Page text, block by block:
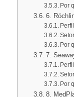
Por
6.
Por
7.
Por
8.